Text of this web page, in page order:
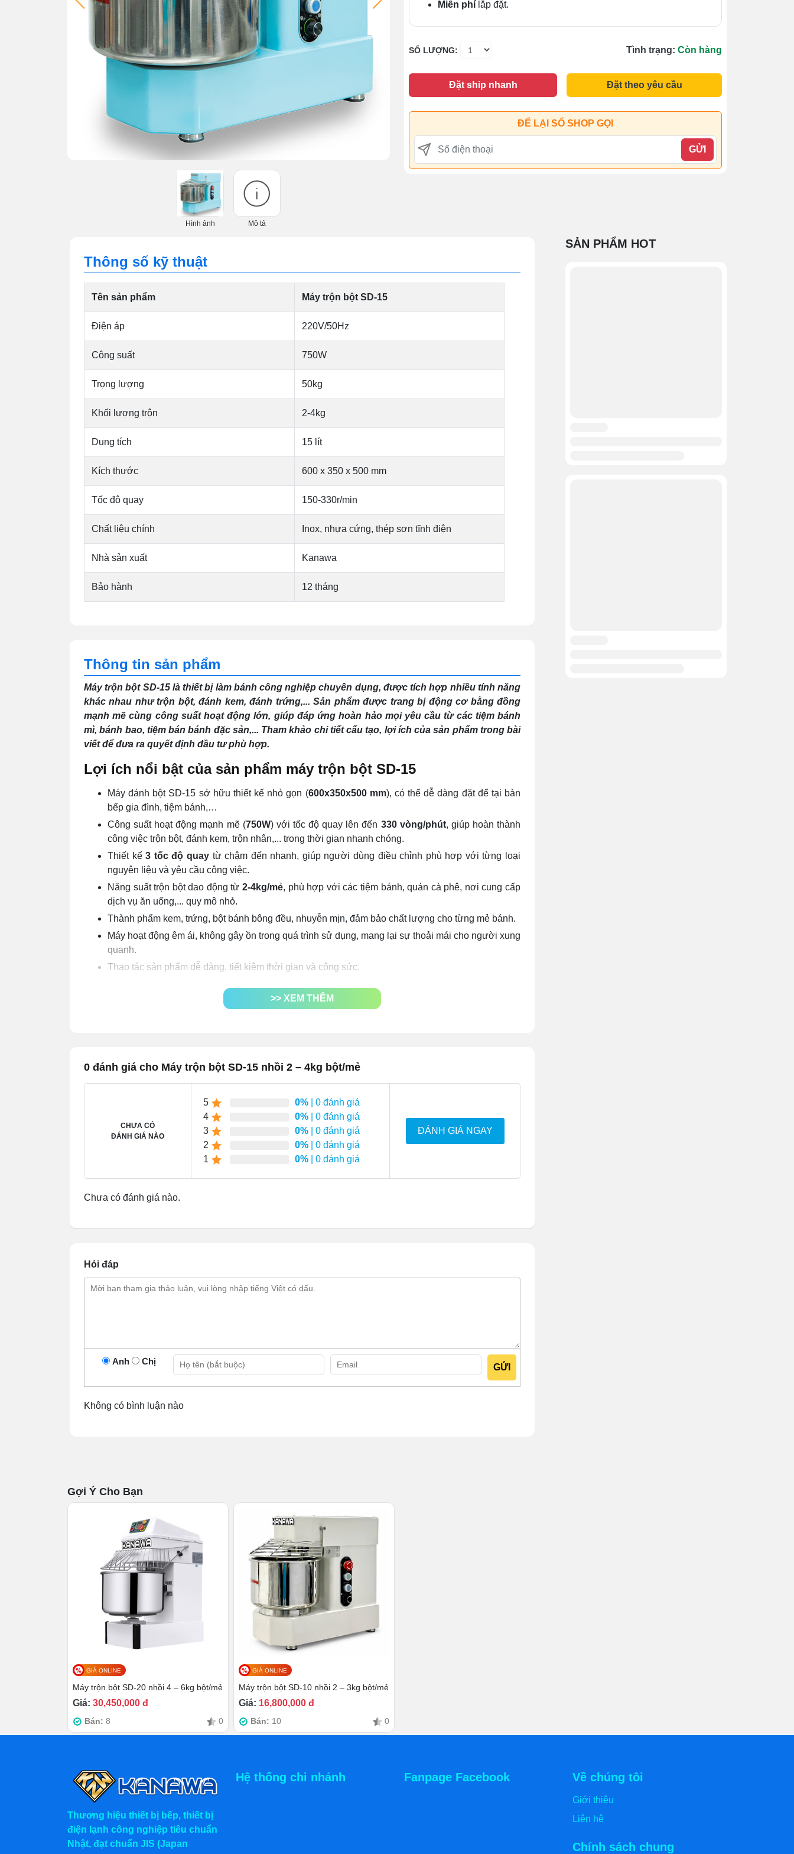
Hình ảnh Mô tả
Miễn phí lắp đặt.
SỐ LƯỢNG: Tình trạng: Còn hàng
Đặt ship nhanh Đặt theo yêu cầu
ĐỂ LẠI SỐ SHOP GỌI
GỬI
Thông số kỹ thuật
Tên sản phẩm Máy trộn bột SD-15
Điện áp 220V/50Hz
Công suất 750W
Trọng lượng 50kg
Khối lượng trộn 2-4kg
Dung tích 15 lít
Kích thước 600 x 350 x 500 mm
Tốc độ quay 150-330r/min
Chất liệu chính Inox, nhựa cứng, thép sơn tĩnh điện
Nhà sản xuất Kanawa
Bảo hành 12 tháng
Thông tin sản phẩm
Máy trộn bột SD-15 là thiết bị làm bánh công nghiệp chuyên dụng, được tích hợp nhiều tính năng
khác nhau như trộn bột, đánh kem, đánh trứng,... Sản phẩm được trang bị động cơ bằng đồng
mạnh mẽ cùng công suất hoạt động lớn, giúp đáp ứng hoàn hảo mọi yêu cầu từ các tiệm bánh
mì, bánh bao, tiệm bán bánh đặc sản,... Tham khảo chi tiết cấu tạo, lợi ích của sản phẩm trong bài
viết để đưa ra quyết định đầu tư phù hợp.
Lợi ích nổi bật của sản phẩm máy trộn bột SD-15
Máy đánh bột SD-15 sở hữu thiết kế nhỏ gọn (600x350x500mm), có thể dễ dàng đặt để tại bàn
bếp gia đình, tiệm bánh,…
Công suất hoạt động mạnh mẽ (750W) với tốc độ quay lên đến 330 vòng/phút, giúp hoàn thành
công việc trộn bột, đánh kem, trộn nhân,... trong thời gian nhanh chóng.
Thiết kế3 tốc độ quaytừ chậm đến nhanh, giúp người dùng điều chỉnh phù hợp với từng loại
nguyên liệu và yêu cầu công việc.
Năng suất trộn bột dao động từ2-4kg/mẻ, phù hợp với các tiệm bánh, quán cà phê, nơi cung cấp
dịch vụ ăn uống,... quy mô nhỏ.
Thành phẩm kem, trứng, bột bánh bông đều, nhuyễn mịn, đảm bảo chất lượng cho từng mẻ bánh.
Máy hoạt động êm ái, không gây ồn trong quá trình sử dụng, mang lại sự thoải mái cho người xung
quanh.
Thao tác sản phẩm dễ dàng, tiết kiệm thời gian và công sức.
Khám phá thiết kế Máy trộn bột SD-15
được làm từ thép sơn tĩnh điện cao cấp, giúp chống gỉ sét, hạn chế móp méo khi va
đập và ít bám bụi.
Khung máy
Cối đựng
có dung tích 15L, được làm từ inox cao cấp, an toàn với thực phẩm và dễ vệ sinh sau
sử dụng.
>> XEM THÊM
0 đánh giá cho Máy trộn bột SD-15 nhồi 2 – 4kg bột/mẻ
CHƯA CÓ
ĐÁNH GIÁ NÀO
5 0% | 0 đánh giá
4
0% | 0 đánh giá
3
0% | 0 đánh giá
2
0% | 0 đánh giá
1
0% | 0 đánh giá
ĐÁNH GIÁ NGAY
Chưa có đánh giá nào.
Hỏi đáp
Anh Chị
Không có bình luận nào
SẢN PHẨM HOT
Gợi Ý Cho Bạn
GIÁ ONLINE
Máy trộn bột SD-20 nhồi 4 – 6kg bột/mẻ
Giá: 30,450,000 đ
Bán: 8 0
GIÁ ONLINE
Máy trộn bột SD-10 nhồi 2 – 3kg bột/mẻ
Giá: 16,800,000 đ
Bán: 10 0
Thương hiệu thiết bị bếp, thiết bị
điện lạnh công nghiệp tiêu chuẩn
Nhật, đạt chuẩn JIS (Japan
Hệ thống chi nhánh Fanpage Facebook Về chúng tôi
Giới thiệu
Liên hệ
Chính sách chung